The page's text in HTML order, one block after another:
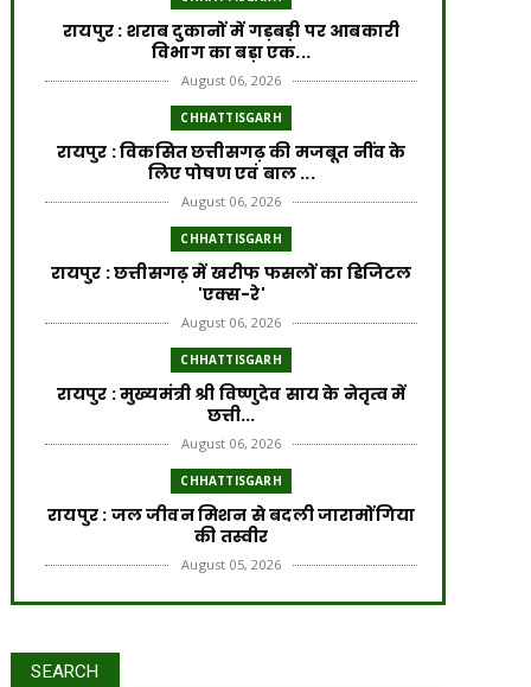
रायपुर : शराब दुकानों में गड़बड़ी पर आबकारी
विभाग का बड़ा एक...
August 06, 2026
CHHATTISGARH
रायपुर : विकसित छत्तीसगढ़ की मजबूत नींव के
लिए पोषण एवं बाल ...
August 06, 2026
CHHATTISGARH
​रायपुर : ​छत्तीसगढ़ में खरीफ फसलों का डिजिटल
'एक्स-रे'
August 06, 2026
CHHATTISGARH
रायपुर : मुख्यमंत्री श्री विष्णुदेव साय के नेतृत्व में
छत्ती...
August 06, 2026
CHHATTISGARH
रायपुर : जल जीवन मिशन से बदली जारामोंगिया
की तस्वीर
August 05, 2026
CHHATTISGARH
SEARCH